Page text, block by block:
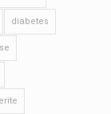
diabetes